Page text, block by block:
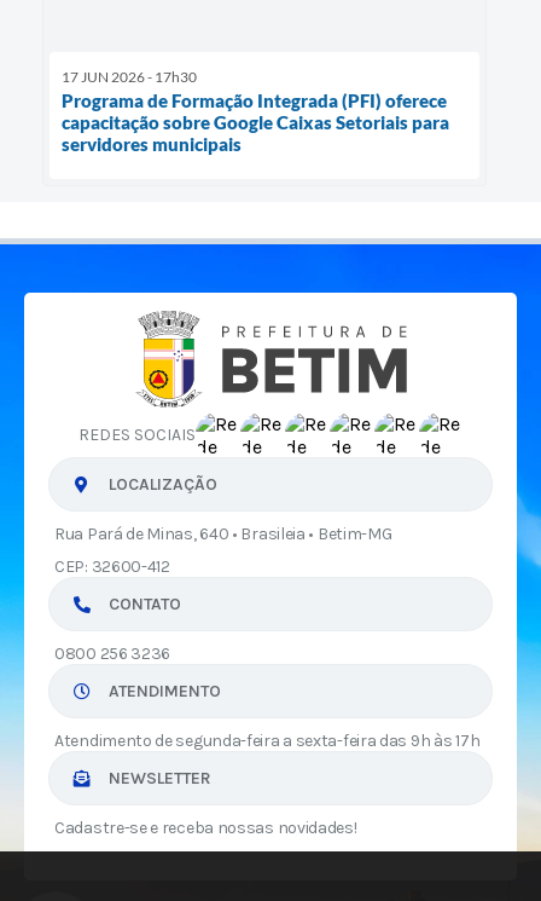
17 JUN 2026 - 17h30
Programa de Formação Integrada (PFI) oferece
capacitação sobre Google Caixas Setoriais para
servidores municipais
REDES SOCIAIS
LOCALIZAÇÃO
Rua Pará de Minas, 640 • Brasileia • Betim-MG
CEP: 32600-412
CONTATO
0800 256 3236
ATENDIMENTO
Atendimento de segunda-feira a sexta-feira das 9h às 17h
NEWSLETTER
Cadastre-se e receba nossas novidades!